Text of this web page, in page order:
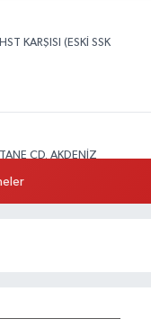
KARŞISI (ESKİ SSK
CD. AKDENİZ